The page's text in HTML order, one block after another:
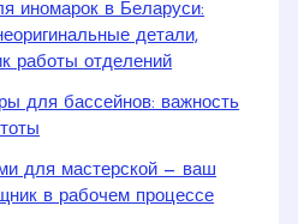
иномарок в Беларуси:
детали,
работы отделений
для бассейнов: важность
для мастерской — ваш
в рабочем процессе